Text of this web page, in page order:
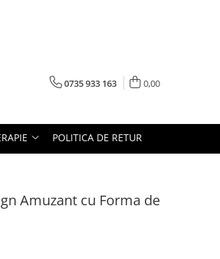
0735 933 163 0,00
POLITICA DE RETUR
Amuzant cu Forma de